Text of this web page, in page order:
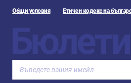
Общи условия Етичен кодекс на